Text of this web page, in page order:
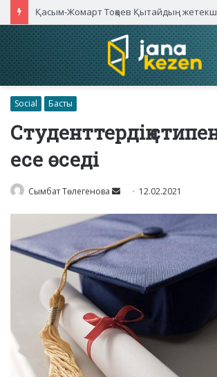
Social Басты
Студенттердің
есе өседі
Сымбат Төлегенова
Send
email
12.02.2021